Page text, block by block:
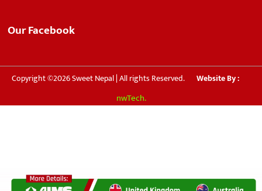
Our Facebook
Copyright ©2026 Sweet Nepal | All rights Reserved. Website By :
nwTech.